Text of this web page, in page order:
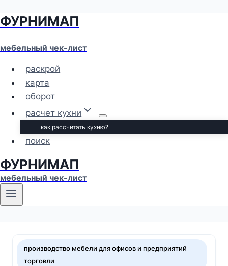
Перейти
содержимому
ФУРНИМАП
мебельный чек-лист
раскрой
карта
оборот
расчет кухни
как рассчитать кухню?
поиск
ФУРНИМАП
мебельный чек-лист
производство мебели для офисов и предприятий
торговли